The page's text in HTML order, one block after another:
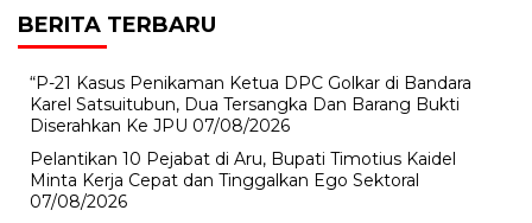
BERITA TERBARU
“P-21 Kasus Penikaman Ketua DPC Golkar di Bandara
Karel Satsuitubun, Dua Tersangka Dan Barang Bukti
Diserahkan Ke JPU 07/08/2026
Pelantikan 10 Pejabat di Aru, Bupati Timotius Kaidel
Minta Kerja Cepat dan Tinggalkan Ego Sektoral
07/08/2026